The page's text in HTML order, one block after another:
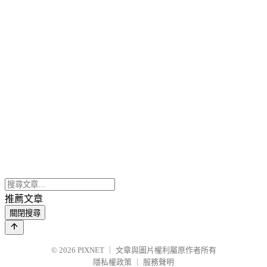
推薦文章
關閉搜尋
© 2026 PIXNET
文章與圖片權利屬原作者所有
隱私權政策
服務聲明